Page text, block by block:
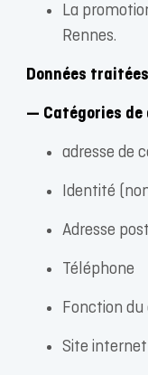
La
Rennes.
Données traitées
— Catégories
adresse de
Identité
Adresse
Téléphone
Fonction
Site